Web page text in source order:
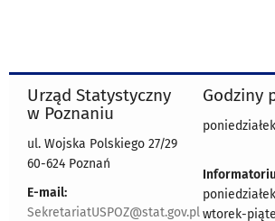
Urząd Statystyczny
w Poznaniu
ul. Wojska Polskiego 27/29
60-624 Poznań
E-mail:
SekretariatUSPOZ@stat.gov.pl
Godziny
wtorek-